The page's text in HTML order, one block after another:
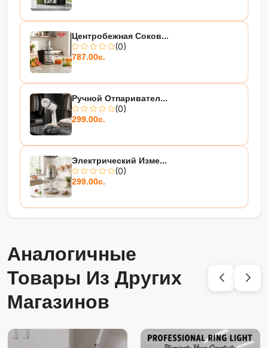
Центробежная Соков...
(0)
787.00с.
Ручной Отпаривател...
(0)
299.00с.
Электрический Изме...
(0)
299.00с.
Аналогичные
Товары Из Других
Магазинов